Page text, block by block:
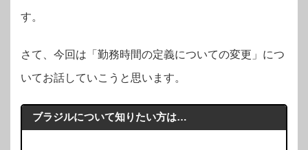
す。
さて、今回は「勤務時間の定義についての変更」につ
いてお話していこうと思います。
ブラジルについて知りたい方は…